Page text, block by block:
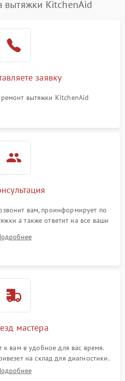
вытяжки KitchenAid
заявку
ремонт вытяжки KitchenAid
вам, проинформирует по
а также ответит на все ваши
мастера
к вам в удобное для вас время.
на склад для диагностики.